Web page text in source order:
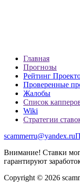
Главная
Прогнозы
Рейтинг
Проверенные
Жалобы
Список
Wiki
Стратегии
scammerru@yandex.ru
Внимание! Ставки
гарантируют
Copyright © 2026